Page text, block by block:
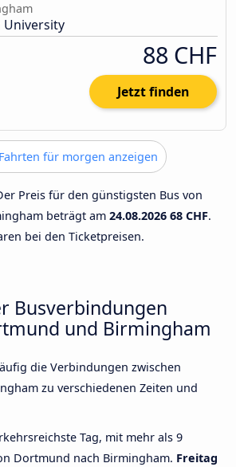
University
88 CHF
Jetzt finden
für morgen anzeigen
Preis für den günstigsten Bus von
beträgt am 24.08.2026 68 CHF.
bei den Ticketpreisen.
Busverbindungen
und Birmingham
die Verbindungen zwischen
zu verschiedenen Zeiten und
Tag, mit mehr als 9
Dortmund nach Birmingham. Freitag